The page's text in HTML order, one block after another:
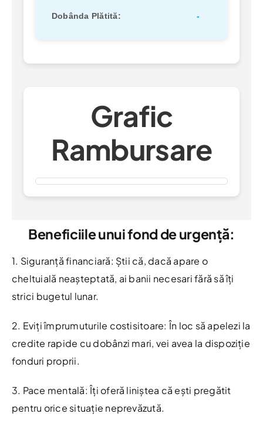
Dobânda Plătită: -
Grafic
Rambursare
Beneficiile unui fond de urgență:
1. Siguranță financiară: Știi că, dacă apare o
cheltuială neașteptată, ai banii necesari fără să îți
strici bugetul lunar.
2. Eviți împrumuturile costisitoare: În loc să apelezi la
credite rapide cu dobânzi mari, vei avea la dispoziție
fonduri proprii.
3. Pace mentală: Îți oferă liniștea că ești pregătit
pentru orice situație neprevăzută.